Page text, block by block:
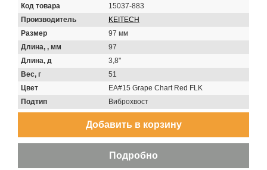
Код товара
15037-883
Производитель
KEITECH
Размер
97 мм
Длина, , мм
97
Длина, д
3,8"
Вес, г
51
Цвет
EA#15 Grape Chart Red FLK
Подтип
Виброхвост